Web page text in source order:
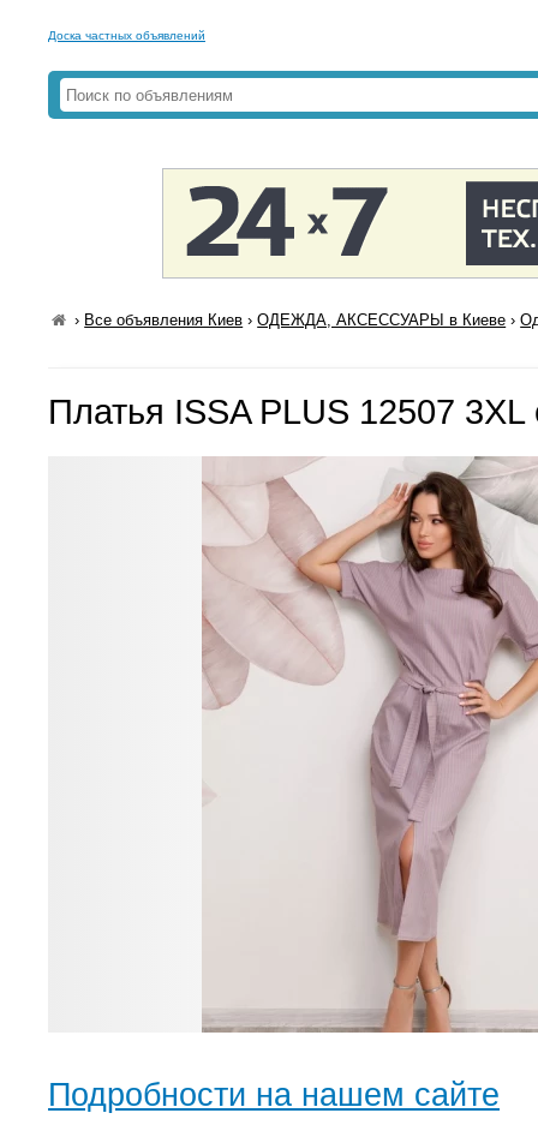
Доска частных объявлений
› Все объявления Киев ›ОДЕЖДА, АКСЕССУАРЫ в Киеве ›
Платья ISSA PLUS 12507
Подробности на нашем сайте